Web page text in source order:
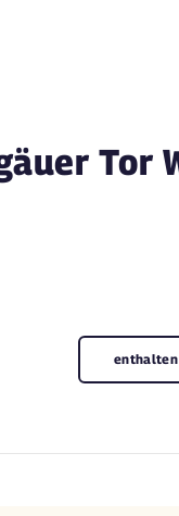
Tor
enthalten